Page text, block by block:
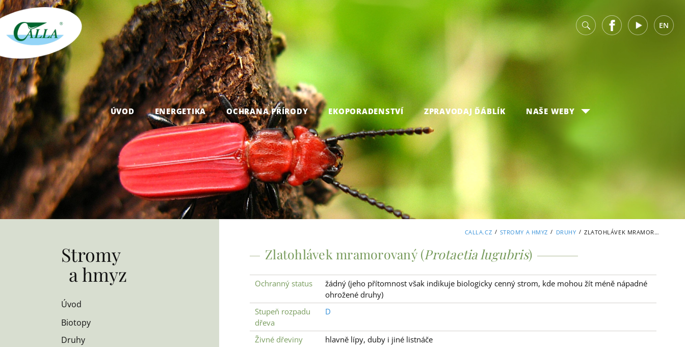
v FacebookYoutube EN
ÚVOD ENERGETIKA OCHRANA PŘÍRODY EKOPORADENSTVÍ ZPRAVODAJ ĎÁBLÍK NAŠE WEBY
CALLA.CZ / STROMY A HMYZ / DRUHY / ZLATOHLÁVEK MRAMOROVANÝ
Stromy
a hmyz
Úvod
Biotopy
Druhy
Zlatohlávek mramorovaný (Protaetia lugubris)
Ochranný status
žádný (jeho přítomnost však indikuje biologicky cenný strom, kde mohou žít méně nápadné
ohrožené druhy)
Stupeň rozpadu
dřeva
D
Živné dřeviny
hlavně lípy, duby i jiné listnáče